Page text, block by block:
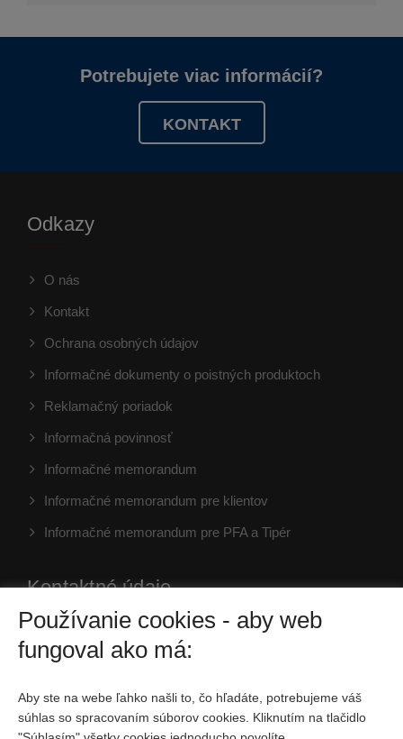
Potrebujete viac informácií?
KONTAKT
Odkazy
O nás
Kontakt
Ochrana osobných údajov
Informačné dokumenty o poistných produktoch
Reklamačný poriadok
Informačná povinnosť
Informačné memorandum
Informačné memorandum pre klientov
Informačné memorandum pre PFA a Tipér
Kontaktné údaje
MPS, s.r.o. , Plynárenská 1, 821 09 Bratislava
mps@mps.sk
Používanie cookies - aby web
fungoval ako má:
Aby ste na webe ľahko našli to, čo hľadáte, potrebujeme váš
súhlas so spracovaním súborov cookies. Kliknutím na tlačidlo